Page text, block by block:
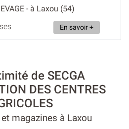
- à Laxou (54)
En savoir +
de SECGA
DES CENTRES
magazines à Laxou